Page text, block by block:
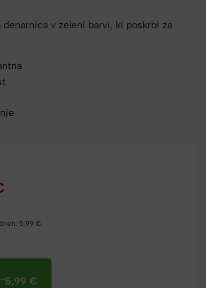
v zeleni barvi, ki poskrbi za
5,99 €
-5,99 €